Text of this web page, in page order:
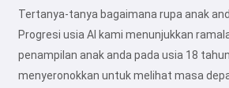
Tertanya-tanya bagaimana rupa anak
Progresi usia AI kami menunjukkan
penampilan anak anda pada usia 18
menyeronokkan untuk melihat masa